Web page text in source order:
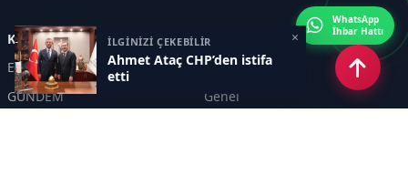
İLGİNİZİ ÇEKEBİLİR
Ahmet Ataç CHP’den istifa
etti
×
Kategoriler
Eskişehir
SPOR
GÜNDEM
Genel
WhatsApp
İhbar Hattı